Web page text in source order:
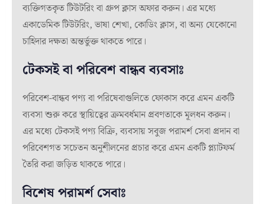
ব্যক্তিগতকৃত টিউটরিং বা গ্রুপ ক্লাস অফার করুন। এর মধ্যে
একাডেমিক টিউটরিং, ভাষা শেখা, কোডিং ক্লাস, বা অন্য যেকোনো
চাহিদার দক্ষতা অন্তর্ভুক্ত থাকতে পারে।
টেকসই বা পরিবেশ বান্ধব ব্যবসাঃ
পরিবেশ-বান্ধব পণ্য বা পরিষেবাগুলিতে ফোকাস করে এমন একটি
ব্যবসা শুরু করে স্থায়িত্বের ক্রমবর্ধমান প্রবণতাকে মূলধন করুন।
এর মধ্যে টেকসই পণ্য বিক্রি, ব্যবসায় সবুজ পরামর্শ সেবা প্রদান বা
পরিবেশগত সচেতন অনুশীলনের প্রচার করে এমন একটি প্ল্যাটফর্ম
তৈরি করা জড়িত থাকতে পারে।
বিশেষ পরামর্শ সেবাঃ